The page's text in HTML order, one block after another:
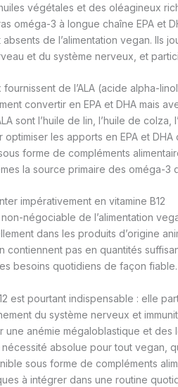
végétales et des oléagineux
oméga-3 à longue chaîne EPA et
absents de l’alimentation vegan. Ils
et du système nerveux, et
de l’ALA (acide alpha-
convertir en EPA et DHA mais
sont l’huile de lin, l’huile de
optimiser les apports en EPA et
forme de compléments
la source primaire des oméga-3
impérativement en vitamine B12
non-négociable de l’alimentation
dans les produits d’origine
contiennent pas en quantités
besoins quotidiens de façon fiable.
est pourtant indispensable : elle
du système nerveux et
une anémie mégaloblastique et
absolue pour tout vegan,
sous forme de compléments
à intégrer dans une routine